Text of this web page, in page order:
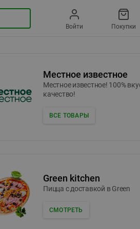
Войти Покупки
Местное известное
Местное известное! 100%
качество!
ВСЕ ТОВАРЫ
Green kitchen
Пицца c доставкой в Green
СМОТРЕТЬ